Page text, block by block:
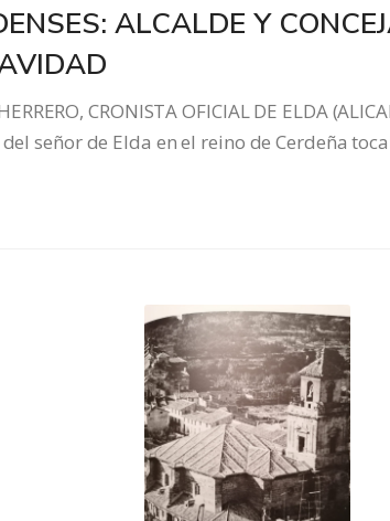
ALCALDE Y
CRONISTA OFICIAL DE ELDA
señor de Elda en el reino de Cerdeña